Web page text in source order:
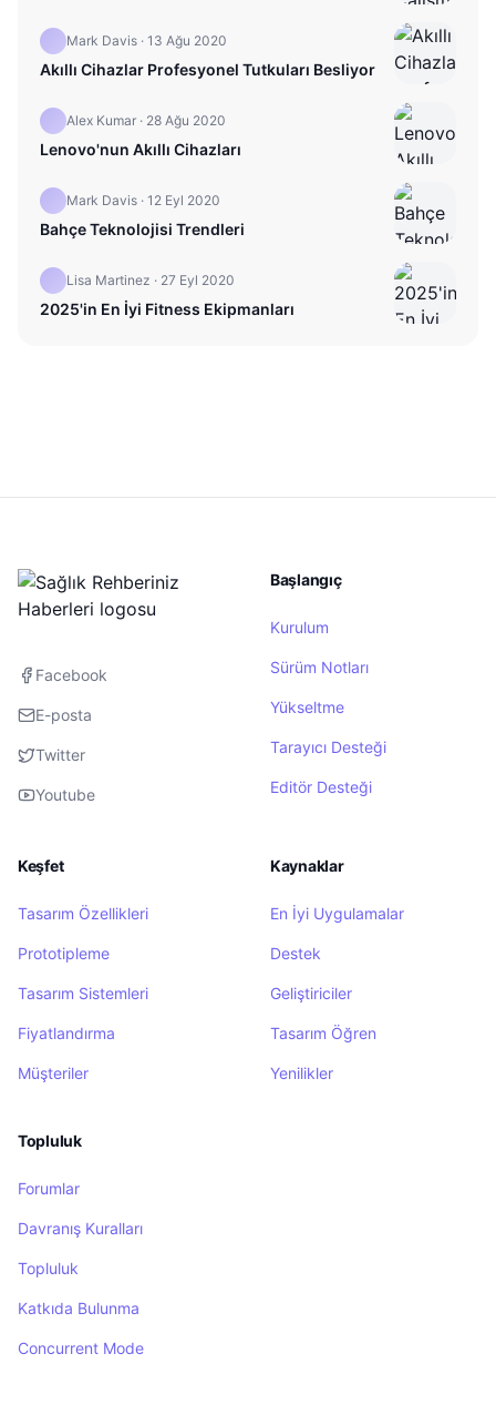
Mark Davis · 13 Ağu 2020
Akıllı Cihazlar Profesyonel Tutkuları Besliyor
Alex Kumar · 28 Ağu 2020
Lenovo'nun Akıllı Cihazları
Mark Davis · 12 Eyl 2020
Bahçe Teknolojisi Trendleri
Lisa Martinez · 27 Eyl 2020
2025'in En İyi Fitness Ekipmanları
Facebook
E-posta
Twitter
Youtube
Başlangıç
Kurulum
Sürüm Notları
Yükseltme
Tarayıcı Desteği
Editör Desteği
Keşfet
Tasarım Özellikleri
Prototipleme
Tasarım Sistemleri
Fiyatlandırma
Müşteriler
Kaynaklar
En İyi Uygulamalar
Destek
Geliştiriciler
Tasarım Öğren
Yenilikler
Topluluk
Forumlar
Davranış Kuralları
Topluluk
Katkıda Bulunma
Concurrent Mode